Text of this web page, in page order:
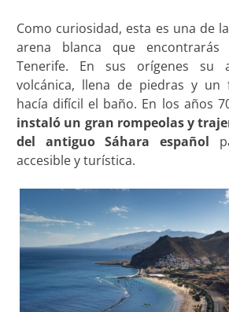
Como curiosidad, esta es una de
arena blanca que
Tenerife. En sus orígenes su
volcánica, llena de piedras y un
hacía difícil el baño. En los años
instaló un gran rompeolas y
del antiguo Sáhara español
accesible y turística.